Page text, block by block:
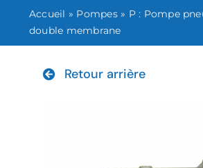
Services
Technique
Accueil » Pompes» P : Pompe
double membrane
Retour arrière